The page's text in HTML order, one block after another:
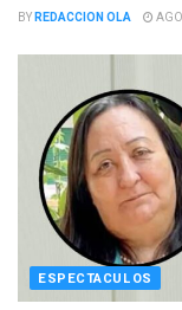
BYREDACCION OLA
ESPECTACULOS